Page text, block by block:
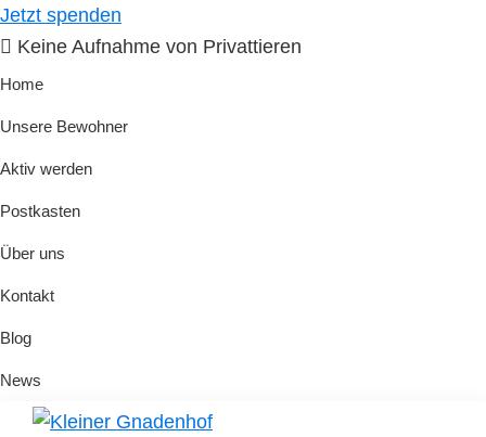
Skip
to
primary
Skip
to
main
Jetzt spenden
Keine Aufnahme von Privattieren
Home
Unsere Bewohner
Aktiv werden
Postkasten
Über uns
Kontakt
Blog
News